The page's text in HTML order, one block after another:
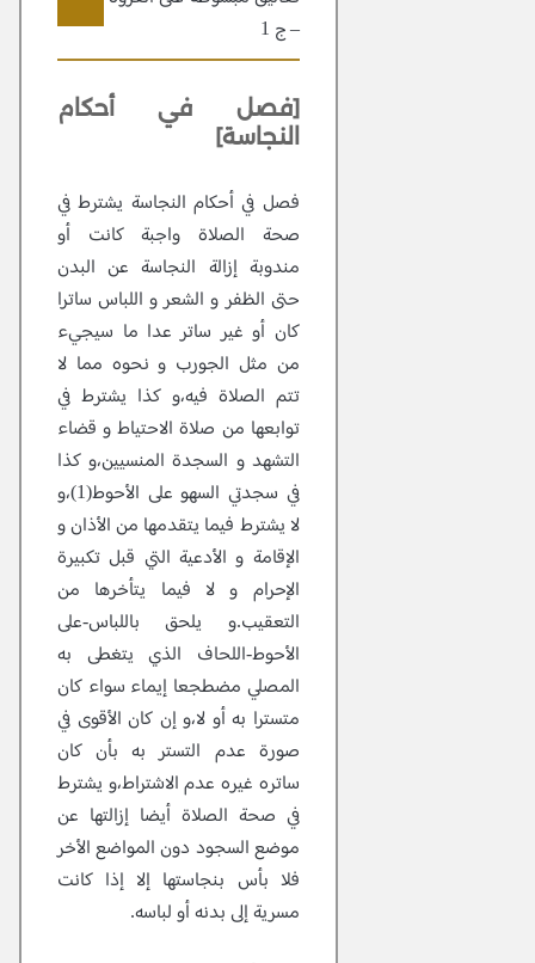
– ج 1
[فصل في أحكام
النجاسة]
فصل في أحكام النجاسة يشترط في
صحة الصلاة واجبة كانت أو
مندوبة إزالة النجاسة عن البدن
حتى الظفر و الشعر و اللباس ساترا
كان أو غير ساتر عدا ما سيجيء
من مثل الجورب و نحوه مما لا
تتم الصلاة فيه،و كذا يشترط في
توابعها من صلاة الاحتياط و قضاء
التشهد و السجدة المنسيين،و كذا
في سجدتي السهو على الأحوط(1)،و
لا يشترط فيما يتقدمها من الأذان و
الإقامة و الأدعية التي قبل تكبيرة
الإحرام و لا فيما يتأخرها من
التعقيب.و يلحق باللباس-على
الأحوط-اللحاف الذي يتغطى به
المصلي مضطجعا إيماء سواء كان
متسترا به أو لا،و إن كان الأقوى في
صورة عدم التستر به بأن كان
ساتره غيره عدم الاشتراط،و يشترط
في صحة الصلاة أيضا إزالتها عن
موضع السجود دون المواضع الأخر
فلا بأس بنجاستها إلا إذا كانت
مسرية إلى بدنه أو لباسه.